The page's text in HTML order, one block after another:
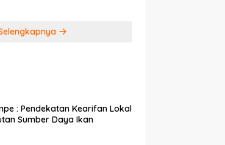
: Pendekatan Kearifan Lokal
Sumber Daya Ikan